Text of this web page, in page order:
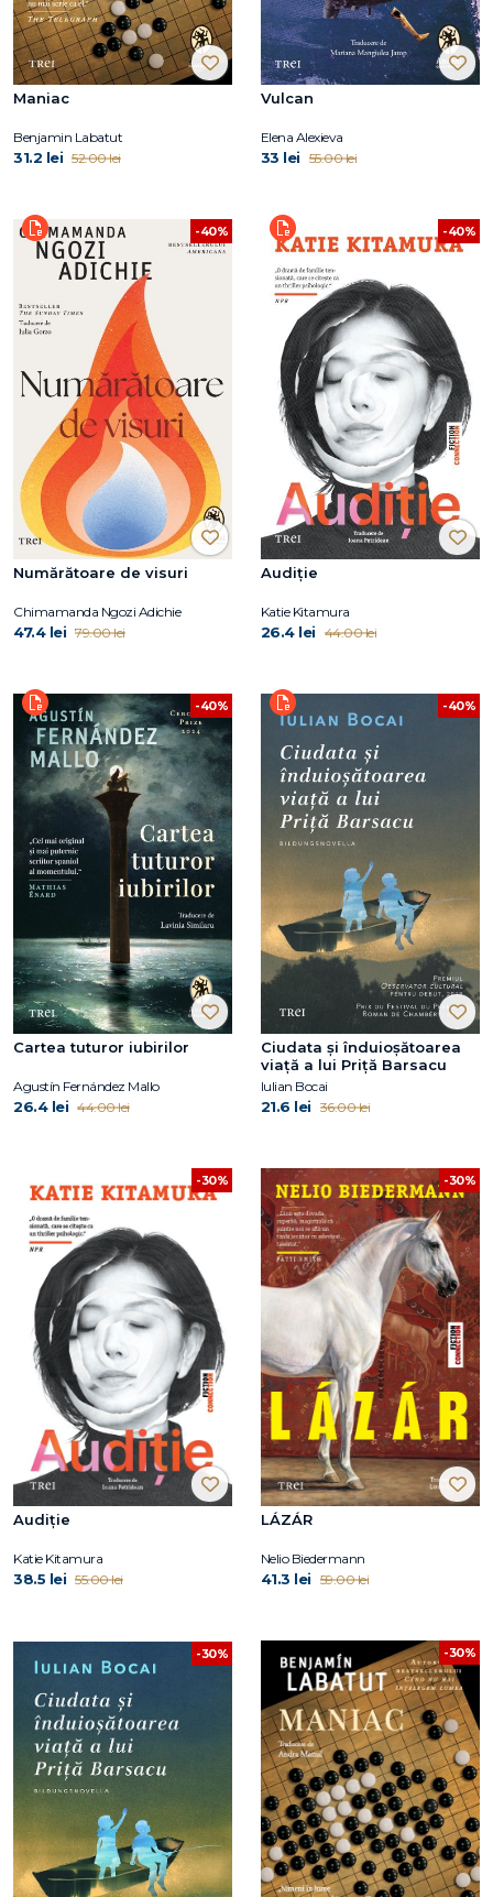
Maniac
Benjamin Labatut
31.2 lei 52.00 lei
Vulcan
Elena Alexieva
33 lei 55.00 lei
-40%
Numărătoare de visuri
Chimamanda Ngozi Adichie
47.4 lei 79.00 lei
-40%
Audiție
Katie Kitamura
26.4 lei 44.00 lei
-40%
Cartea tuturor iubirilor
Agustín Fernández Mallo
26.4 lei 44.00 lei
-40%
Ciudata și înduioșătoarea
viață a lui Priță Barsacu
Iulian Bocai
21.6 lei 36.00 lei
-30%
Audiție
Katie Kitamura
38.5 lei 55.00 lei
-30%
LÁZÁR
Nelio Biedermann
41.3 lei 59.00 lei
-30% -30%